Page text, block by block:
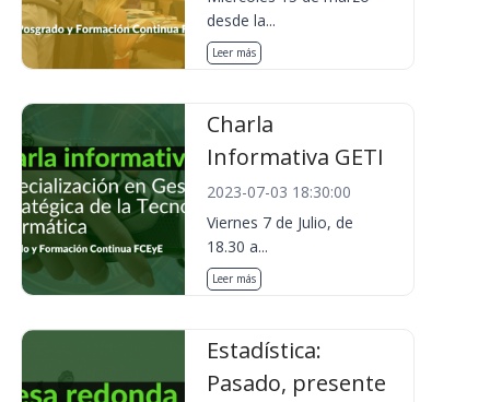
desde la...
Leer más
Charla
Informativa GETI
2023-07-03 18:30:00
Viernes 7 de Julio, de
18.30 a...
Leer más
Estadística:
Pasado, presente